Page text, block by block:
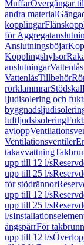
MuffarÖvergångar
andra material
kopplingar
för
Anslutningsböjar
Kopplingshylsor
anslutningarVattenlås
VattenlåsTillbehör
rörklammrarStödskal
ljudisolering och
luftljudsisolering
avlopp
Ventilationsventiler
takavvattning
upp till 12 l/s
upp till 25 l/s
för stödrännor
upp till 12 l/s
upp till 25 l/s
l/s
ångspärrFör
upp till 12 l/s